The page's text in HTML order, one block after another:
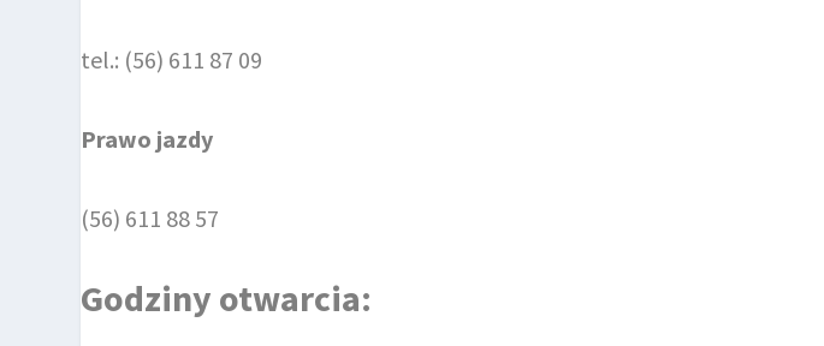
tel.: (56) 611 87 09
Prawo jazdy
(56) 611 88 57
Godziny otwarcia: